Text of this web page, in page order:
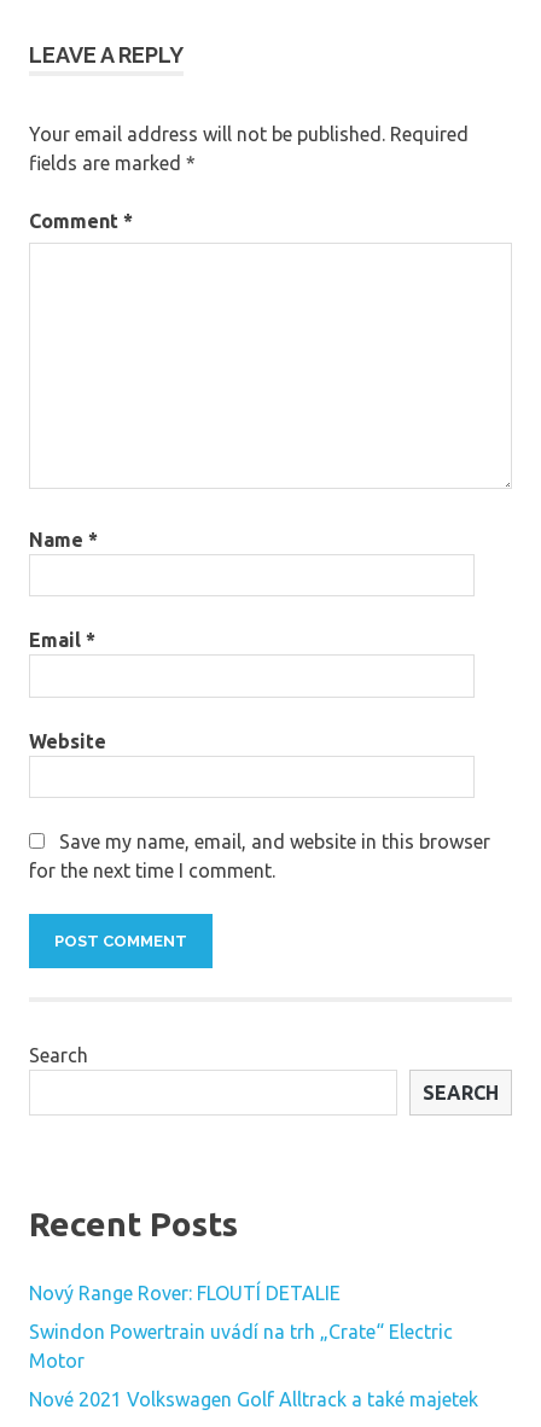
LEAVE A REPLY
Your email address will not be published. Required
fields are marked *
Comment *
Name *
Email *
Website
Save my name, email, and website in this browser
for the next time I comment.
Search
SEARCH
Recent Posts
Nový Range Rover: FLOUTÍ DETALIE
Swindon Powertrain uvádí na trh „Crate“ Electric
Motor
Nové 2021 Volkswagen Golf Alltrack a také majetek